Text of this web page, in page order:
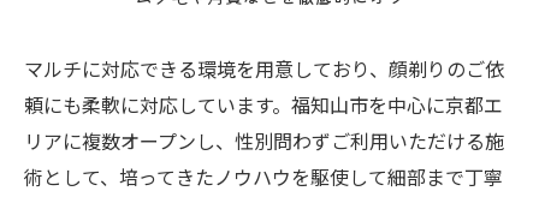
マルチに対応できる環境を用意しており、顔剃りのご依
頼にも柔軟に対応しています。福知山市を中心に京都エ
リアに複数オープンし、性別問わずご利用いただける施
術として、培ってきたノウハウを駆使して細部まで丁寧